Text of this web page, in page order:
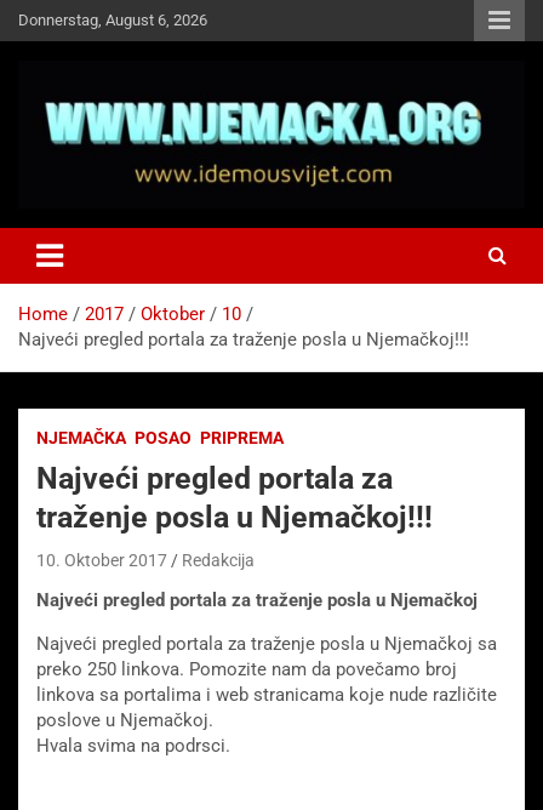
Skip
to
Donnerstag, August 6, 2026
Idemo u Svijet-Njemacka!
Home 2017 Oktober
10
Najveći pregled portala za traženje posla u Njemačkoj!!!
NJEMAČKA POSAO PRIPREMA
Najveći pregled portala za
traženje posla u Njemačkoj!!!
10. Oktober 2017 Redakcija
Najveći pregled portala za traženje posla u Njemačkoj
Najveći pregled portala za traženje posla u Njemačkoj sa
preko 250 linkova. Pomozite nam da povečamo broj
linkova sa portalima i web stranicama koje nude različite
poslove u Njemačkoj.
Hvala svima na podrsci.